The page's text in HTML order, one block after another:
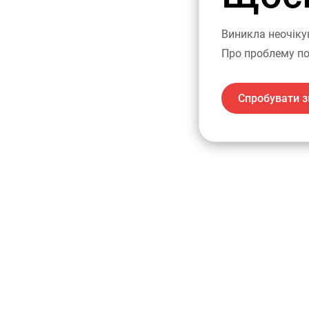
Виникла
Про проблему
Спробувати